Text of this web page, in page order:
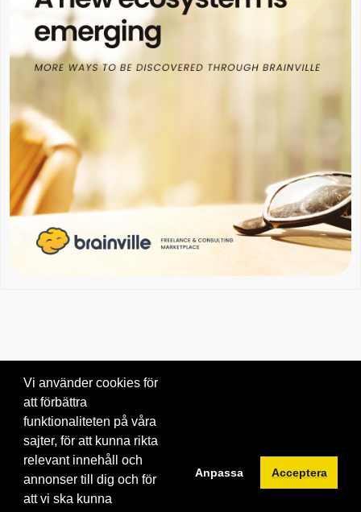
© 2026 Brainville AB. |Villkor för tjänsten
Byt språk:
Vi använder cookies för
att förbättra
funktionaliteten på våra
sajter, för att kunna rikta
relevant innehåll och
annonser till dig och för
att vi ska kunna
Anpassa Acceptera